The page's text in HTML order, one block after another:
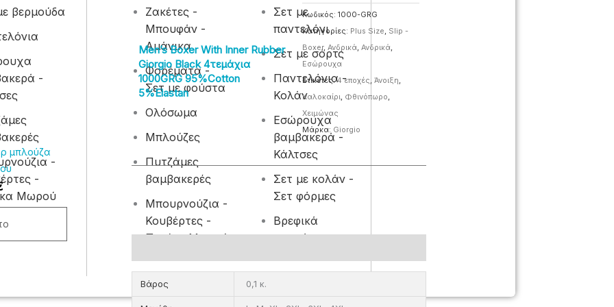
βερμούδα
-
-
-
Μωρού
Ζακέτες -
Μπουφάν -
Αμάνικα
Φορέματα -
Σετ με φούστα
Ολόσωμα
Μπλούζες
Πυτζάμες
βαμβακερές
Μπουρνούζια -
Κουβέρτες -
Προίκα Μωρού
Σετ με
παντελόνι
Σετ με σόρτς
Παντελόνια -
Κολάν
Εσώρουχα
βαμβακερά -
Κάλτσες
Σετ με κολάν -
Σετ φόρμες
Βρεφικά
φορμάκια
μπλούζα
Men’s Boxer With Inner Rubber
Giorgio Black 4τεμάχια
1000GRG 95%cotton
5%elastan
Κωδικός: 1000-GRG
Κατηγορίες: Plus Size, Slip -
Boxer, Ανδρικά, Ανδρικά,
Εσώρουχα
Ετικέτες: 4 εποχές, Άνοιξη,
Καλοκαίρι, Φθινόπωρο,
Χειμώνας
Μάρκα: Giorgio
Βάρος 0,1 κ.